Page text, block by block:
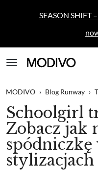
SEASON SHIFT
MODIVO › Blog Runway ›
Schoolgirl
Zobacz jak
spódniczkę
stylizacjach